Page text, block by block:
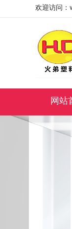
欢迎访问：
网站